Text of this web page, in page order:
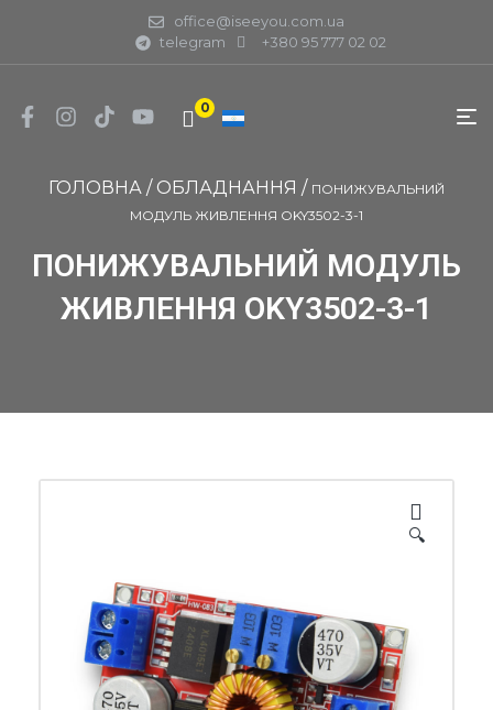
office@iseeyou.com.ua
telegram
+380 95 777 02 02
0
ГОЛОВНА / ОБЛАДНАННЯ / ПОНИЖУВАЛЬНИЙ
МОДУЛЬ ЖИВЛЕННЯ OKY3502-3-1
ПОНИЖУВАЛЬНИЙ МОДУЛЬ
ЖИВЛЕННЯ OKY3502-3-1
🔍